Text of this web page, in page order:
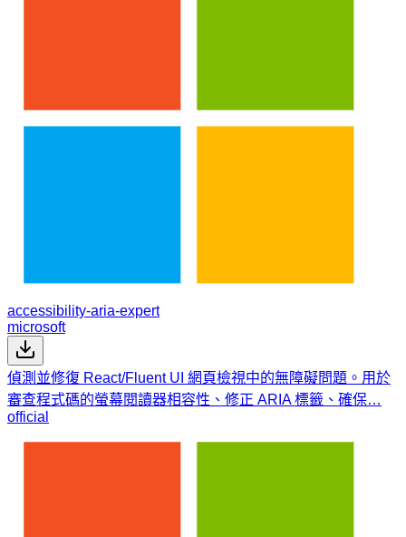
accessibility-aria-expert
microsoft
偵測並修復 React/Fluent UI 網頁檢視中的無障礙問題。用於
審查程式碼的螢幕閱讀器相容性、修正 ARIA 標籤、確保…
official